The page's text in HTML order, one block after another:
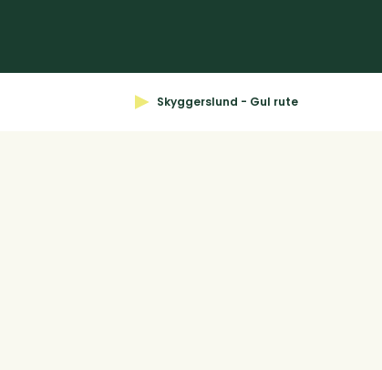
Skyggerslund - Gul rute